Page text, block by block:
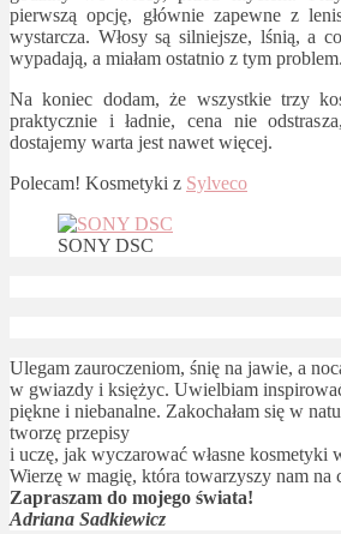
pierwszą opcję, głównie zapewne z
wystarcza. Włosy są silniejsze, lśnią, a
wypadają, a miałam ostatnio z tym problem.
Na koniec dodam, że wszystkie trzy
praktycznie i ładnie, cena nie
dostajemy warta jest nawet więcej.
Polecam! Kosmetyki z Sylveco
SONY DSC
Ulegam zauroczeniom, śnię na jawie, a
w gwiazdy i księżyc. Uwielbiam
piękne i niebanalne. Zakochałam się w
tworzę przepisy
i uczę, jak wyczarować własne kosmetyki
Wierzę w magię, która towarzyszy nam na
Zapraszam do mojego świata!
Adriana Sadkiewicz